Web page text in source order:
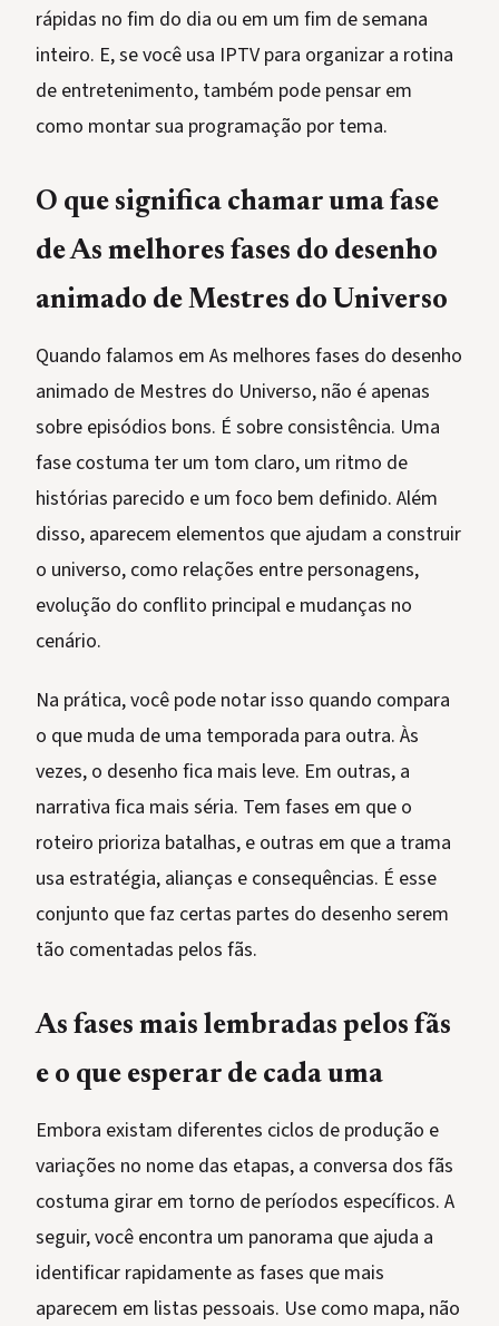
rápidas no fim do dia ou em um fim de semana
inteiro. E, se você usa IPTV para organizar a rotina
de entretenimento, também pode pensar em
como montar sua programação por tema.
O que significa chamar uma fase
de As melhores fases do desenho
animado de Mestres do Universo
Quando falamos em As melhores fases do desenho
animado de Mestres do Universo, não é apenas
sobre episódios bons. É sobre consistência. Uma
fase costuma ter um tom claro, um ritmo de
histórias parecido e um foco bem definido. Além
disso, aparecem elementos que ajudam a construir
o universo, como relações entre personagens,
evolução do conflito principal e mudanças no
cenário.
Na prática, você pode notar isso quando compara
o que muda de uma temporada para outra. Às
vezes, o desenho fica mais leve. Em outras, a
narrativa fica mais séria. Tem fases em que o
roteiro prioriza batalhas, e outras em que a trama
usa estratégia, alianças e consequências. É esse
conjunto que faz certas partes do desenho serem
tão comentadas pelos fãs.
As fases mais lembradas pelos fãs
e o que esperar de cada uma
Embora existam diferentes ciclos de produção e
variações no nome das etapas, a conversa dos fãs
costuma girar em torno de períodos específicos. A
seguir, você encontra um panorama que ajuda a
identificar rapidamente as fases que mais
aparecem em listas pessoais. Use como mapa, não